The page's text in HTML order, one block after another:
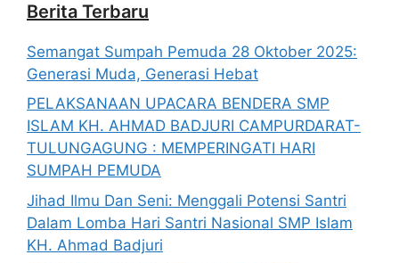
Berita Terbaru
Semangat Sumpah Pemuda 28 Oktober 2025:
Generasi Muda, Generasi Hebat
PELAKSANAAN UPACARA BENDERA SMP
ISLAM KH. AHMAD BADJURI CAMPURDARAT-
TULUNGAGUNG : MEMPERINGATI HARI
SUMPAH PEMUDA
Jihad Ilmu Dan Seni: Menggali Potensi Santri
Dalam Lomba Hari Santri Nasional SMP Islam
KH. Ahmad Badjuri